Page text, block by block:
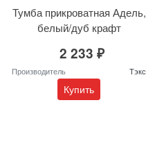
Тумба прикроватная Адель,
белый/дуб крафт
2 233 ₽
Производитель Тэкс
Купить